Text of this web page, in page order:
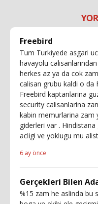
Freebird
Tum Turkiyede asgari
havayolu
herkes az ya da cok
calisan grubu kaldi o da
Freebird kaptanlarina
security calisanlarina
kabin memurlarina zam
giderleri var .
acligi ve yoklugu mu
6 ay önce
Gerçekleri Bilen
%15 zam he aslinda bu